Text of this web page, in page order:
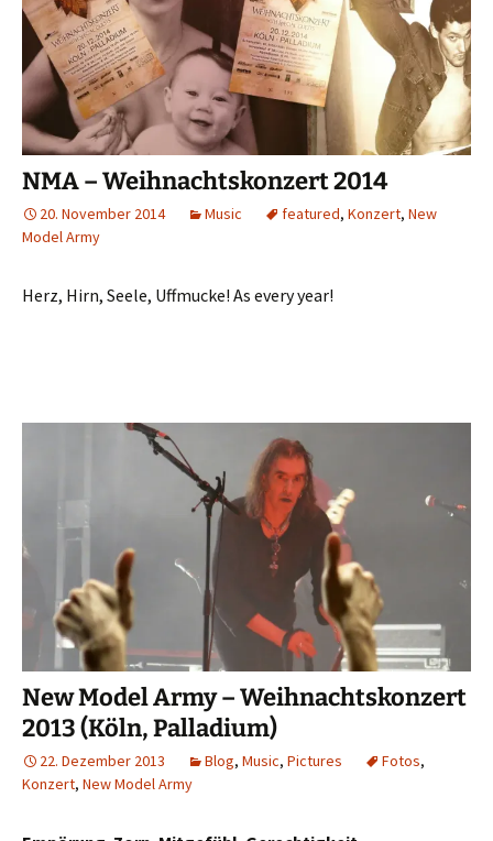
NMA – Weihnachtskonzert 2014
20. November 2014 Music featured, Konzert, New
Model Army
Herz, Hirn, Seele, Uffmucke! As every year!
New Model Army – Weihnachtskonzert
2013 (Köln, Palladium)
22. Dezember 2013 Blog, Music, Pictures Fotos,
Konzert, New Model Army